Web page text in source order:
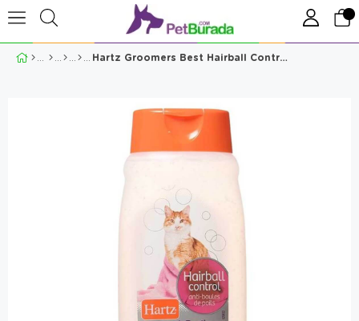
Hartz Groomers Best Hairball Control Kedi Şampuanı 443 Ml